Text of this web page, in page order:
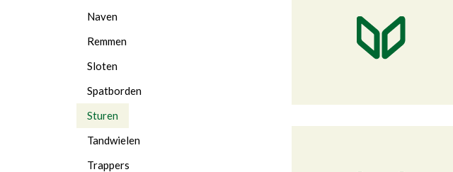
Naven
Remmen
Sloten
Spatborden
Sturen
Tandwielen
Trappers